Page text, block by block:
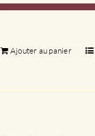
Ajouter au panier